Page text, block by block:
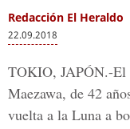
Redacción El Heraldo
22.09.2018
TOKIO, JAPÓN.-El
Maezawa, de 42
vuelta a la Luna a